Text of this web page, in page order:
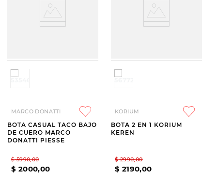
MARCO DONATTI
BOTA CASUAL TACO BAJO
DE CUERO MARCO
DONATTI PIESSE
$ 5990,00
$ 2000,00
KORIUM
BOTA 2 EN 1 KORIUM
KEREN
$ 2990,00
$ 2190,00